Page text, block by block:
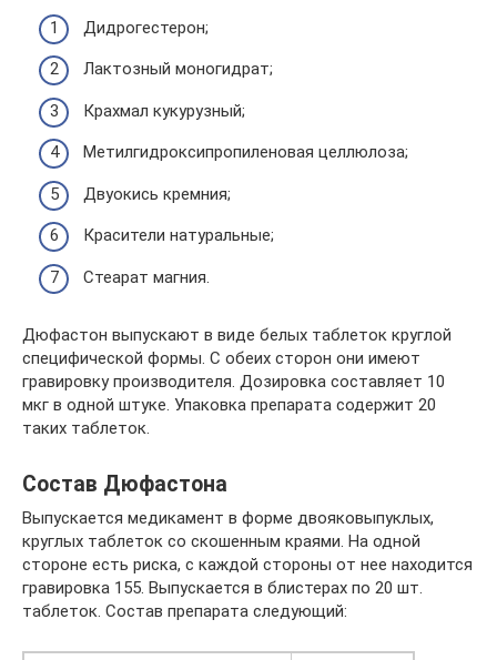
Дидрогестерон;
Лактозный моногидрат;
Крахмал кукурузный;
Метилгидроксипропиленовая целлюлоза;
Двуокись кремния;
Красители натуральные;
Стеарат магния.
Дюфастон выпускают в виде белых таблеток круглой
специфической формы. С обеих сторон они имеют
гравировку производителя. Дозировка составляет 10
мкг в одной штуке. Упаковка препарата содержит 20
таких таблеток.
Состав Дюфастона
Выпускается медикамент в форме двояковыпуклых,
круглых таблеток со скошенным краями. На одной
стороне есть риска, с каждой стороны от нее находится
гравировка 155. Выпускается в блистерах по 20 шт.
таблеток. Состав препарата следующий: